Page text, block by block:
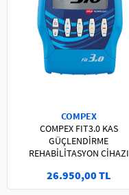
COMPEX
COMPEX FIT3.0 KAS
GÜÇLENDİRME
REHABİLİTASYON CİHAZI
26.950,00 TL